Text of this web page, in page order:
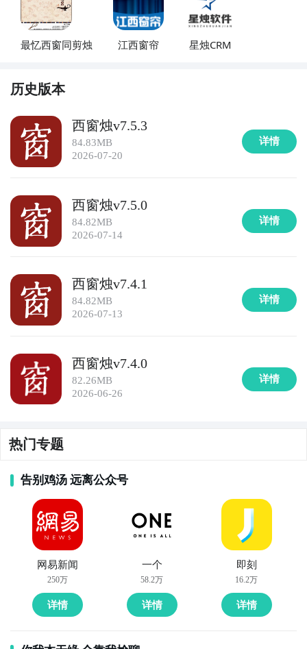
最忆西窗同剪烛 江西窗帘 星烛CRM
历史版本
西窗烛v7.5.3
84.83MB
2026-07-20
详情
西窗烛v7.5.0
84.82MB
2026-07-14
详情
西窗烛v7.4.1
84.82MB
2026-07-13
详情
西窗烛v7.4.0
82.26MB
2026-06-26
详情
热门专题
告别鸡汤 远离公众号
网易新闻
250万
详情
一个
58.2万
详情
即刻
16.2万
详情